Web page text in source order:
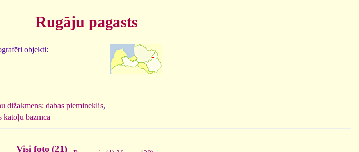
Rugāju pagasts
objekti:
dižakmens: dabas piemineklis,
katoļu baznīca
Visi foto (21)